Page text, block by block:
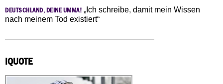
DEUTSCHLAND, DEINE UMMA! „Ich schreibe, damit mein Wissen
nach meinem Tod existiert“
IQUOTE